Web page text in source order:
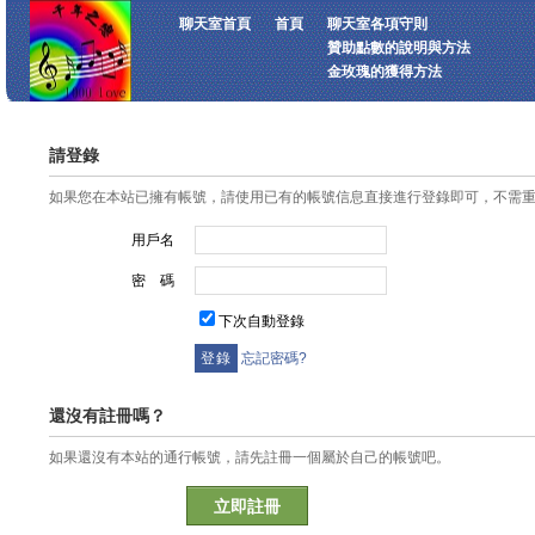
聊天室首頁 首頁
聊天室各項守則
贊助點數的說明與方法
金玫瑰的獲得方法
請登錄
如果您在本站已擁有帳號，請使用已有的帳號信息直接進行登錄即可，不需
用戶名
密 碼
下次自動登錄
忘記密碼?
還沒有註冊嗎？
如果還沒有本站的通行帳號，請先註冊一個屬於自己的帳號吧。
立即註冊